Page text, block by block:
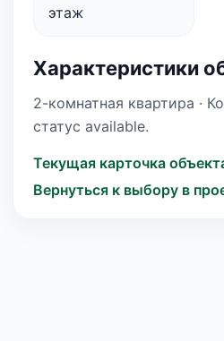
этаж
Характеристики
2-комнатная квартира ·
статус available.
Текущая карточка
Вернуться к выбору в